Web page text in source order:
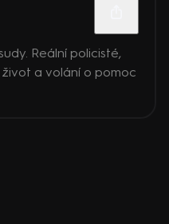
Reální policisté,
a volání o pomoc